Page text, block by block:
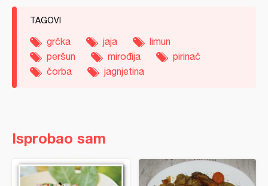
TAGOVI
grčka jaja
limun
peršun
mirođija
pirinač
čorba
jagnjetina
Isprobao sam